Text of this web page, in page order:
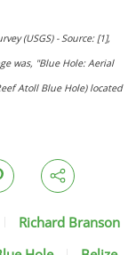
(USGS) - Source: [1],
was, "Blue Hole: Aerial
Atoll Blue Hole) located
Richard Branson